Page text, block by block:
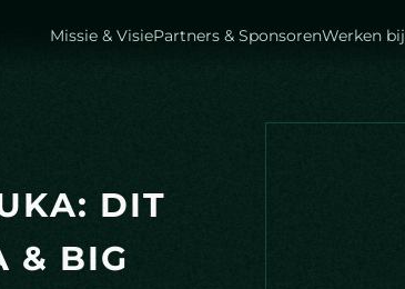
Missie & VisiePartners & SponsorenWerken bij
KA: DIT
& BIG